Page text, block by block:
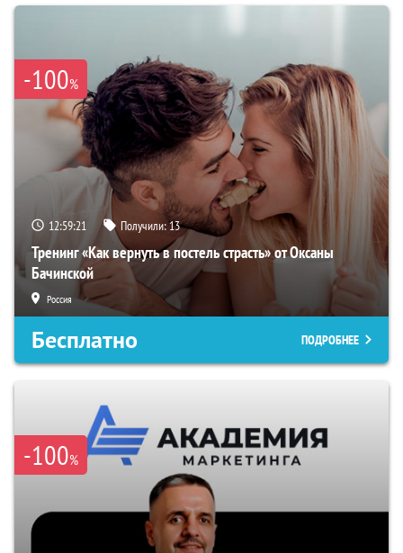
-100%
12:59:20 Получили:13
Тренинг «Как вернуть в постель страсть» от Оксаны
Бачинской
Россия
Бесплатно ПОДРОБНЕЕ
-100%